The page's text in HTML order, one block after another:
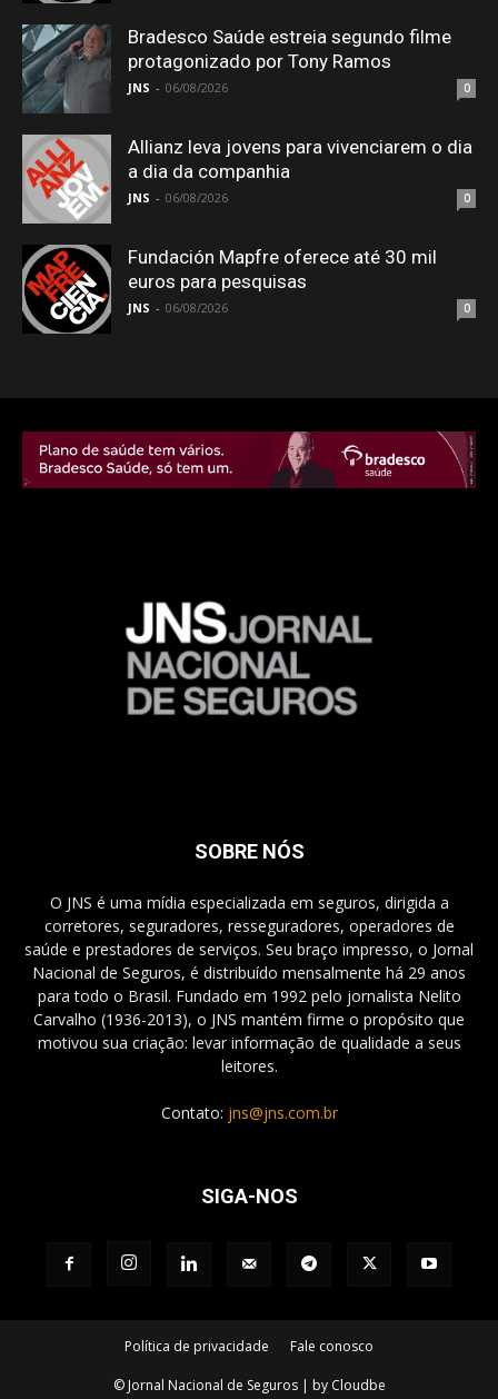
Bradesco Saúde estreia segundo filme
protagonizado por Tony Ramos
JNS - 06/08/2026 0
Allianz leva jovens para vivenciarem o dia
a dia da companhia
JNS - 06/08/2026 0
Fundación Mapfre oferece até 30 mil
euros para pesquisas
JNS - 06/08/2026 0
SOBRE NÓS
O JNS é uma mídia especializada em seguros, dirigida a
corretores, seguradores, resseguradores, operadores de
saúde e prestadores de serviços. Seu braço impresso, o Jornal
Nacional de Seguros, é distribuído mensalmente há 29 anos
para todo o Brasil. Fundado em 1992 pelo jornalista Nelito
Carvalho (1936-2013), o JNS mantém firme o propósito que
motivou sua criação: levar informação de qualidade a seus
leitores.
Contato: jns@jns.com.br
SIGA-NOS
Política de privacidade Fale conosco
© Jornal Nacional de Seguros | by Cloudbe